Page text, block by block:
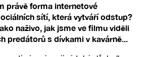
právě forma internetové
sítí, která vytváří odstup?
naživo, jak jsme ve filmu viděli
predátorů s dívkami v kavárně...